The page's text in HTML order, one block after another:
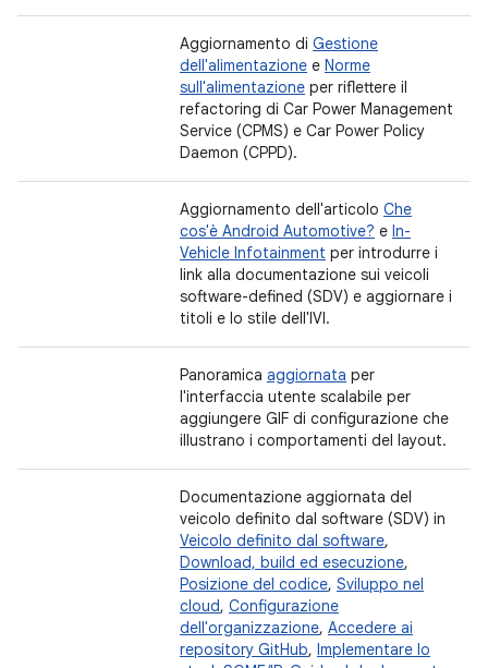
Aggiornamento di Gestione
dell'alimentazione e Norme
sull'alimentazione per riflettere il
refactoring di Car Power Management
Service (CPMS) e Car Power Policy
Daemon (CPPD).
Aggiornamento dell'articolo Che
cos'è Android Automotive? e In-
Vehicle Infotainment per introdurre i
link alla documentazione sui veicoli
software-defined (SDV) e aggiornare i
titoli e lo stile dell'IVI.
Panoramica aggiornata per
l'interfaccia utente scalabile per
aggiungere GIF di configurazione che
illustrano i comportamenti del layout.
Documentazione aggiornata del
veicolo definito dal software (SDV) in
Veicolo definito dal software,
Download, build ed esecuzione,
Posizione del codice, Sviluppo nel
cloud, Configurazione
dell'organizzazione, Accedere ai
repository GitHub, Implementare lo